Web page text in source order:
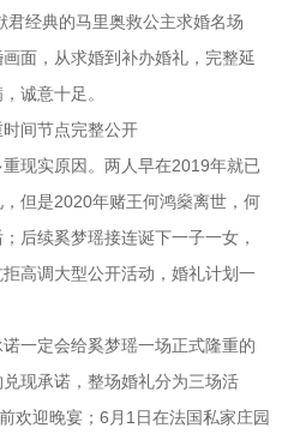
经典的马里奥救公主求婚名场
面，从求婚到补办婚礼，完整延
诚意十足。
间节点完整公开
现实原因。两人早在2019年就已
但是2020年赌王何鸿燊离世，何
后续奚梦瑶接连诞下一子一女，
高调大型公开活动，婚礼计划一
一定会给奚梦瑶一场正式隆重的
现承诺，整场婚礼分为三场活
欢迎晚宴；6月1日在法国私家庄园